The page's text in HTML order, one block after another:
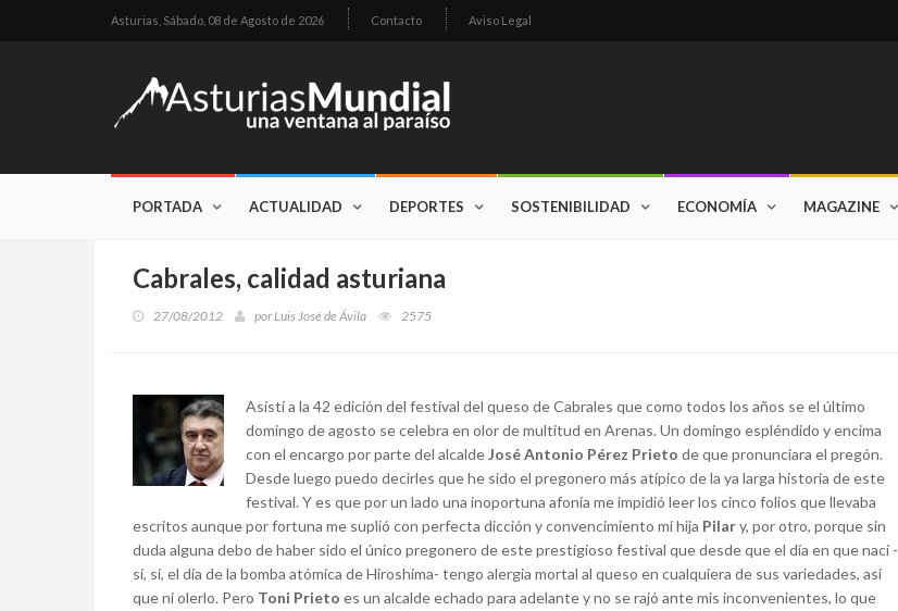
Asturias, Sábado, 08 de Agosto de 2026 Contacto Aviso Legal
PORTADA ACTUALIDAD DEPORTES SOSTENIBILIDAD ECONOMÍA MAGAZINE
Cabrales, calidad asturiana
27/08/2012 porLuis José de Ávila 2575
Asistí a la 42 edición del festival del queso de Cabrales que como todos los años se el último
domingo de agosto se celebra en olor de multitud en Arenas. Un domingo espléndido y encima
con el encargo por parte del alcaldeJosé Antonio Pérez Prieto de que pronunciara el pregón.
Desde luego puedo decirles que he sido el pregonero más atípico de la ya larga historia de este
festival. Y es que por un lado una inoportuna afonía me impidió leer los cinco folios que llevaba
escritos aunque por fortuna me suplió con perfecta dicción y convencimiento mi hija Pilary, por otro, porque sin
duda alguna debo de haber sido el único pregonero de este prestigioso festival que desde que el día en que nací -
sí, sí, el día de la bomba atómica de Hiroshima- tengo alergia mortal al queso en cualquiera de sus variedades, así
que ni olerlo. Pero Toni Prieto es un alcalde echado para adelante y no se rajó ante mis inconvenientes, lo que